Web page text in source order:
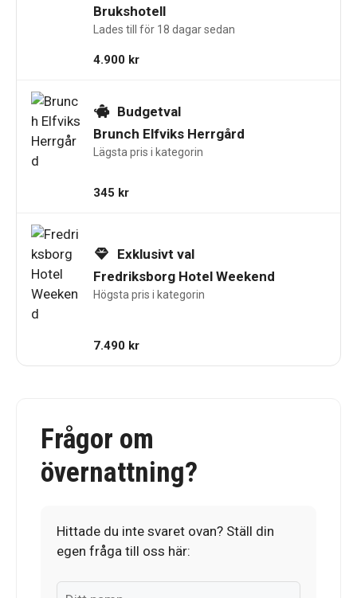
Brukshotell
Lades till för 18 dagar sedan
4.900 kr
Budgetval
Brunch Elfviks Herrgård
Lägsta pris i kategorin
345 kr
Exklusivt val
Fredriksborg Hotel Weekend
Högsta pris i kategorin
7.490 kr
Frågor om
övernattning?
Hittade du inte svaret ovan? Ställ din
egen fråga till oss här: